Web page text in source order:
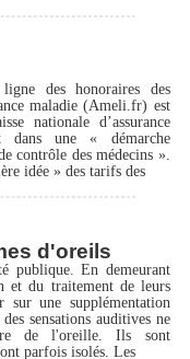
des honoraires des
maladie (Ameli.fr) est
nationale d’assurance
dans une « démarche
contrôle des médecins ».
idée » des tarifs des
d'oreils
publique. En demeurant
et du traitement de leurs
sur une supplémentation
sensations auditives ne
de l'oreille. Ils sont
parfois isolés. Les